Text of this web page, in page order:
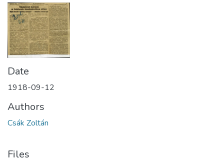
Date
1918-09-12
Authors
Csák Zoltán
Files